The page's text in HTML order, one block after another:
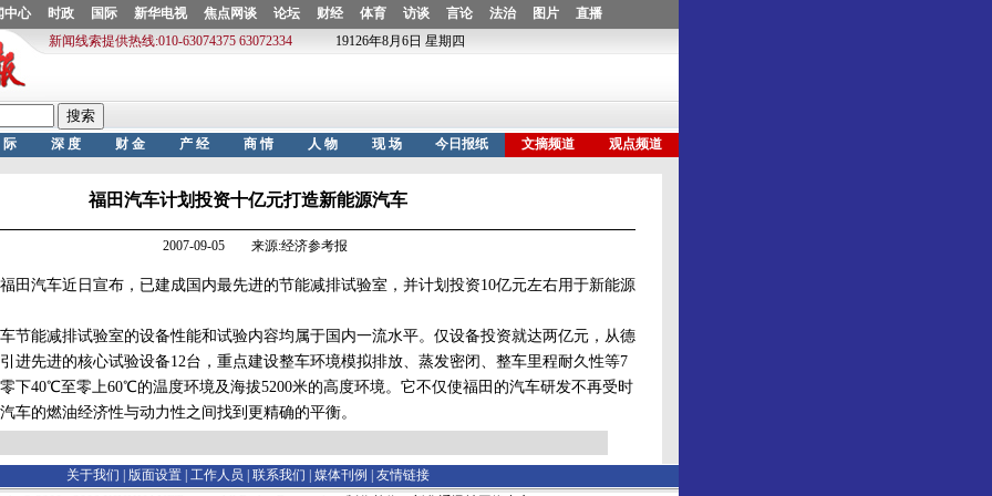
福田汽车计划投资十亿元打造新能源汽车
2007-09-05 来源:经济参考报
车近日宣布，已建成国内最先进的节能减排试验室，并计划投资10亿元左右用于新能源
减排试验室的设备性能和试验内容均属于国内一流水平。仅设备投资就达两亿元，从德
进先进的核心试验设备12台，重点建设整车环境模拟排放、蒸发密闭、整车里程耐久性等7
下40℃至零上60℃的温度环境及海拔5200米的高度环境。它不仅使福田的汽车研发不再受时
车的燃油经济性与动力性之间找到更精确的平衡。
关于我们 | 版面设置 工作人员 联系我们 媒体刊例
友情链接